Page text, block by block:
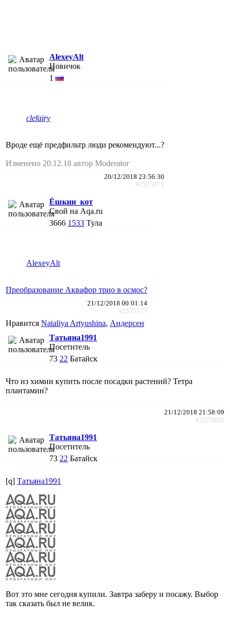
AlexeyAlt
Новичок
1
clefairy
Вроде ещё предфильтр люди рекомендуют...?
Изменено 20.12.18 автор Moderator
20/12/2018 23:56:30
#2575171
Ёшкин_кот
Свой на Aqa.ru
3666 1533 Тула
AlexeyAlt
Преобразование Аквафор трио в осмос?
21/12/2018 00:01:14
#2575177
Нравится Nataliya Artyushina, Андерсен
Татьяна1991
Посетитель
73 22 Батайск
Что из химии купить после посадки растений? Тетра
плантамин?
21/12/2018 21:58:09
#2575652
Татьяна1991
Посетитель
73 22 Батайск
[q] Татьяна1991
Вот это мне сегодня купили. Завтра заберу и посажу. Выбор
так сказать был не велик.